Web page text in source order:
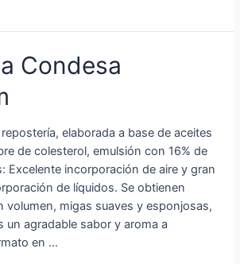
Condesa
elaborada a base de aceites
de colesterol, emulsión con 16% de
Excelente incorporación de aire y gran
de líquidos. Se obtienen
volumen, migas suaves y esponjosas,
un agradable sabor y aroma a
en …